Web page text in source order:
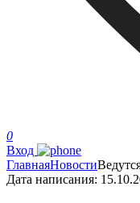
0
Вход
ГлавнаяНовости
Дата написания: